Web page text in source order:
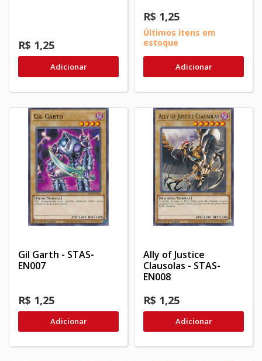
R$ 1,25
Adicionar
R$ 1,25
Últimos itens em
estoque
Adicionar
Gil Garth - STAS-
EN007
R$ 1,25
Adicionar
Ally of Justice
Clausolas - STAS-
EN008
R$ 1,25
Adicionar